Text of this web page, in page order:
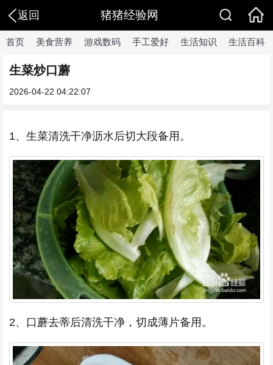
返回 猪猪经验网
首页 美食营养 游戏数码 手工爱好 生活知识 生活百科
生菜炒口蘑
2026-04-22 04:22:07
1、生菜清洗干净沥水后切大段备用。
2、口蘑去蒂后清洗干净，切成薄片备用。